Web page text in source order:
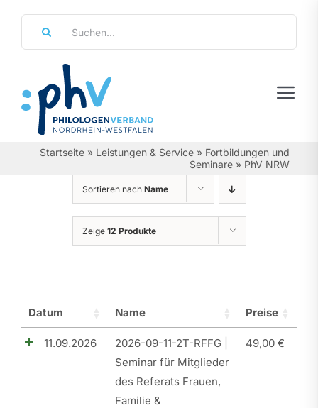
springen
Regierungsbezirke
Personalräte
Über Uns
Referate & Arbeitsgemeinschaften
Leistungen & Service
Presse
Recht
Startseite » Leistungen & Service » Fortbildungen und
Seminare » PhV NRW
Sortieren nach Name
Zeige 12 Produkte
Datum Name Preise
11.09.2026
2026-09-11-2T-RFFG |
Seminar für Mitglieder
des Referats Frauen,
Familie &
49,00 €